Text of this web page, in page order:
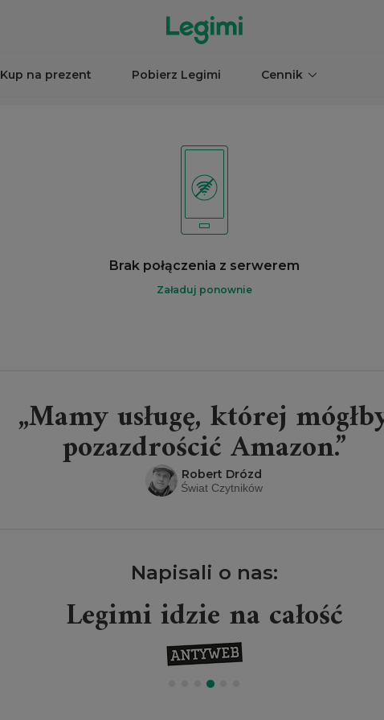
Kup na prezent Pobierz Legimi Cennik
Brak połączenia z serwerem
Załaduj ponownie
„Mamy usługę, której
pozazdrościć Amazon.”
Robert Drózd
Świat Czytników
Napisali o nas:
Legimi idzie na całość